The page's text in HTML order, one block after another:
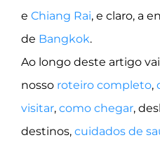
e Chiang Rai, e claro, a
de Bangkok.
Ao longo deste artigo
nosso roteiro completo,
visitar, como chegar,
destinos, cuidados de